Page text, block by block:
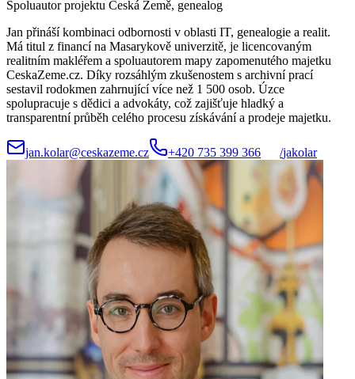
Spoluautor projektu Česká Země, genealog
Jan přináší kombinaci odbornosti v oblasti IT, genealogie a realit.
Má titul z financí na Masarykově univerzitě, je licencovaným
realitním makléřem a spoluautorem mapy zapomenutého majetku
CeskaZeme.cz. Díky rozsáhlým zkušenostem s archivní prací
sestavil rodokmen zahrnující více než 1 500 osob. Úzce
spolupracuje s dědici a advokáty, což zajišťuje hladký a
transparentní průběh celého procesu získávání a prodeje majetku.
jan.kolar@ceskazeme.cz +420 735 399 366 /jakolar